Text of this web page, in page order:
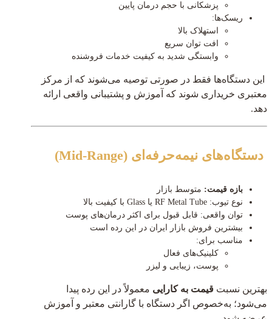
پزشکانی با حجم درمان پایین
ریسک‌ها:
استهلاک بالا
افت توان سریع
وابستگی شدید به کیفیت خدمات فروشنده
این دستگاه‌ها فقط در صورتی توصیه می‌شوند که از مرکز
معتبری خریداری شوند که آموزش و پشتیبانی واقعی ارائه
دهد.
دستگاه‌های نیمه‌حرفه‌ای (Mid-Range)
بازه قیمت: متوسط بازار
نوع تیوب: RF Metal Tube یا Glass با کیفیت بالا
توان واقعی: قابل قبول برای اکثر درمان‌های پوست
بیشترین فروش بازار ایران در این رده است
مناسب برای:
کلینیک‌های فعال
پوست، زیبایی و لیزر
بهترین نسبت قیمت به کارایی معمولاً در این رده پیدا
می‌شود؛ به‌خصوص اگر دستگاه با گارانتی معتبر و آموزش